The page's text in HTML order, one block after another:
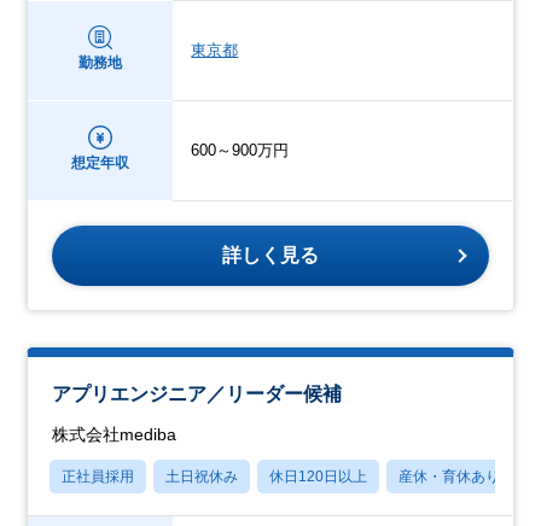
勤務地
東京都
想定年収
600～900万円
詳しく見る
アプリエンジニア／リーダー候補
株式会社mediba
正社員採用 土日祝休み 休日120日以上 産休・育休あり